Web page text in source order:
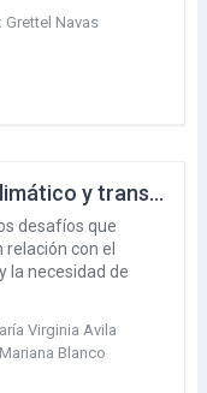
Grettel Navas
Diploma Superior en cambio climático y transiciones justas (2024)
desafíos que
con el
la necesidad de
Virginia Avila
Mariana Blanco